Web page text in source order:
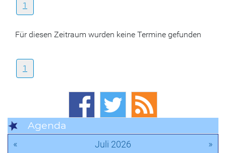
1
Für diesen Zeitraum wurden keine Termine gefunden
1
Agenda
« Juli 2026 »